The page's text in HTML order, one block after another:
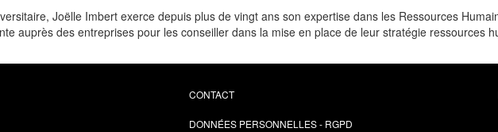
Joëlle Imbert exerce depuis plus de vingt ans son expertise dans les Ressources
auprès des entreprises pour les conseiller dans la mise en place de leur stratégie ressources
CONTACT
DONNÉES PERSONNELLES - RGPD